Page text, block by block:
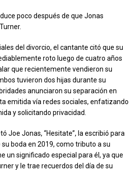
poco después de que Jonas
del divorcio, el cantante citó que su
roto luego de cuatro años
que recientemente vendieron su
tuvieron dos hijas durante su
anunciaron su separación en
emitida vía redes sociales, enfatizando
y solicitando privacidad.
Joe Jonas, “Hesitate”, la escribió para
boda en 2019, como tributo a su
un significado especial para él, ya que
y le trae recuerdos del día de su